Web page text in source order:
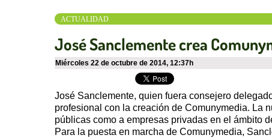
ACTUALIDAD
José Sanclemente crea
miércoles 22 de octubre de 2014, 12:37h
José Sanclemente, quien fuera consejero
profesional con la creación de Comunymedia. La
públicas como a empresas privadas en el ámbito
Para la puesta en marcha de Comunymedia,